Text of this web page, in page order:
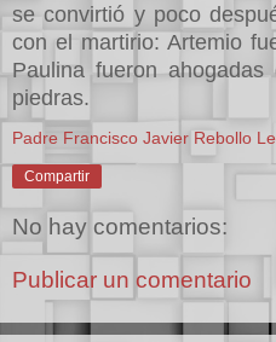
se convirtió y poco
con el martirio: Artemio
Paulina fueron
piedras.
Padre Francisco Javier Rebollo
Compartir
No hay comentarios:
Publicar un comentario